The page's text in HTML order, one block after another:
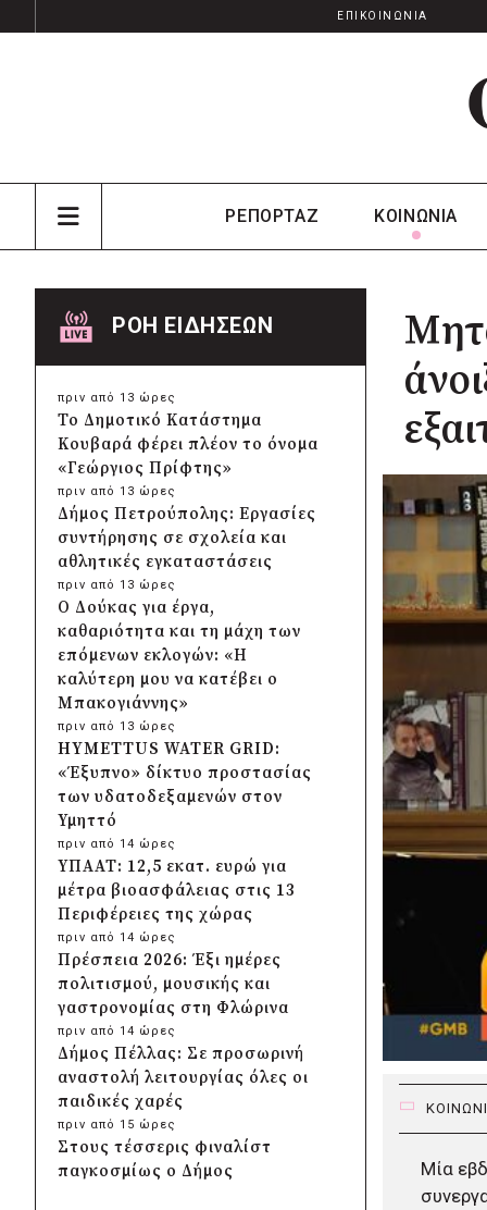
ΕΠΙΚΟΙΝΩΝΙΑ
ΡΕΠΟΡΤΑΖ ΚΟΙΝΩΝΙΑ
Μία
ΡΟΗ ΕΙΔΗΣΕΩΝ
πριν από 13 ώρες
Το Δημοτικό Κατάστημα
Κουβαρά φέρει πλέον το όνομα
«Γεώργιος Πρίφτης»
πριν από 13 ώρες
Δήμος Πετρούπολης: Εργασίες
συντήρησης σε σχολεία και
αθλητικές εγκαταστάσεις
πριν από 13 ώρες
Ο Δούκας για έργα,
καθαριότητα και τη μάχη των
επόμενων εκλογών: «Η
καλύτερη μου να κατέβει ο
Μπακογιάννης»
πριν από 13 ώρες
HYMETTUS WATER GRID:
«Έξυπνο» δίκτυο προστασίας
των υδατοδεξαμενών στον
Υμηττό
πριν από 14 ώρες
ΥΠΑΑΤ: 12,5 εκατ. ευρώ για
μέτρα βιοασφάλειας στις 13
Περιφέρειες της χώρας
πριν από 14 ώρες
Πρέσπεια 2026: Έξι ημέρες
πολιτισμού, μουσικής και
γαστρονομίας στη Φλώρινα
πριν από 14 ώρες
Δήμος Πέλλας: Σε προσωρινή
αναστολή λειτουργίας όλες οι
παιδικές χαρές
πριν από 15 ώρες
Στους τέσσερις φιναλίστ
παγκοσμίως ο Δήμος